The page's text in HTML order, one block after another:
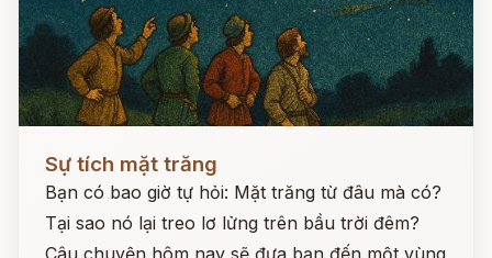
Sự tích mặt trăng
Bạn có bao giờ tự hỏi: Mặt trăng từ đâu mà có?
Tại sao nó lại treo lơ lửng trên bầu trời đêm?
Câu chuyện hôm nay sẽ đưa bạn đến một vùng